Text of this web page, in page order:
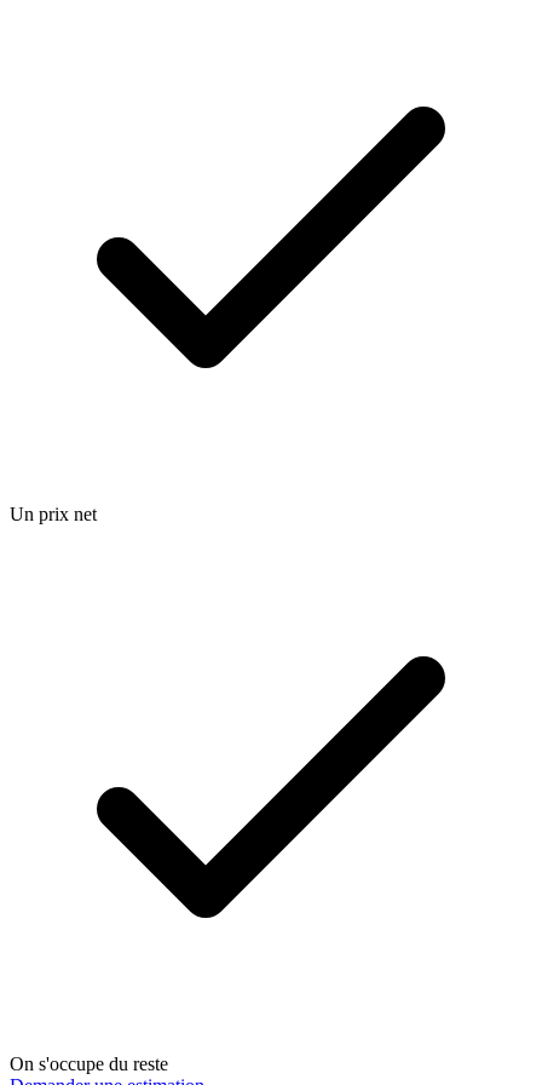
Un prix net
On s'occupe du reste